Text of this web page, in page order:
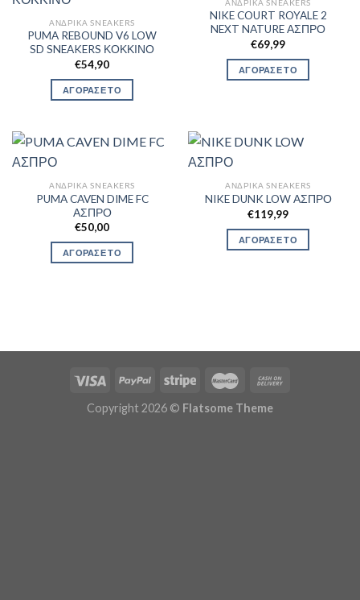
ΑΝΔΡΙΚΆ SNEAKERS
PUMA REBOUND V6 LOW
SD SNEAKERS ΚΟΚΚΙΝΟ
€54,90
ΑΓΟΡΑΣΕ ΤΟ
ΑΝΔΡΙΚΆ SNEAKERS
NIKE COURT ROYALE 2
NEXT NATURE ΑΣΠΡΟ
€69,99
ΑΓΟΡΑΣΕ ΤΟ
ΑΝΔΡΙΚΆ SNEAKERS
PUMA CAVEN DIME FC
ΑΣΠΡΟ
€50,00
ΑΓΟΡΑΣΕ ΤΟ
ΑΝΔΡΙΚΆ SNEAKERS
NIKE DUNK LOW ΑΣΠΡΟ
€119,99
ΑΓΟΡΑΣΕ ΤΟ
Copyright 2026 © Flatsome Theme